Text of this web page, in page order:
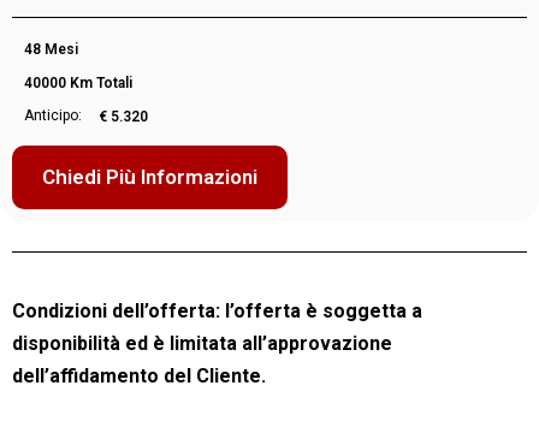
48 Mesi
40000 Km Totali
Anticipo:
€ 5.320
Chiedi Più Informazioni
Condizioni dell’offerta: l’offerta è soggetta a
disponibilità ed è limitata all’approvazione
dell’affidamento del Cliente.